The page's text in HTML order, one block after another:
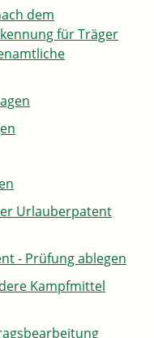
dem
für Träger
Urlauberpatent
- Prüfung ablegen
Kampfmittel